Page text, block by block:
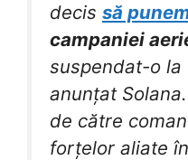
decis să
campaniei
suspendat-o la
anunțat
de către
forțelor aliate